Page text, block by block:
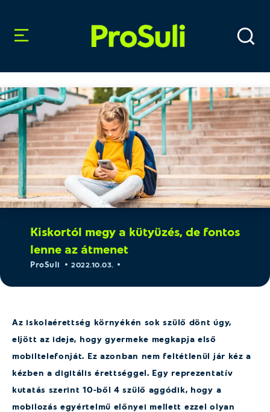
Kiskortól megy a kütyüzés, de fontos
lenne az átmenet
ProSuli 2022.10.03.
Az iskolaérettség környékén sok szülő dönt úgy,
eljött az ideje, hogy gyermeke megkapja első
mobiltelefonját. Ez azonban nem feltétlenül jár kéz a
kézben a digitális érettséggel. Egy reprezentatív
kutatás szerint 10-ből 4 szülő aggódik, hogy a
mobilozás egyértelmű előnyei mellett ezzel olyan